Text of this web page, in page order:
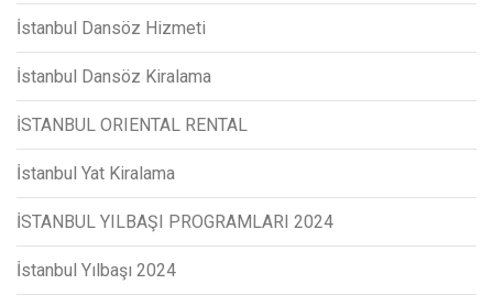
İstanbul Dansöz Hizmeti
İstanbul Dansöz Kiralama
İSTANBUL ORIENTAL RENTAL
İstanbul Yat Kiralama
İSTANBUL YILBAŞI PROGRAMLARI 2024
İstanbul Yılbaşı 2024